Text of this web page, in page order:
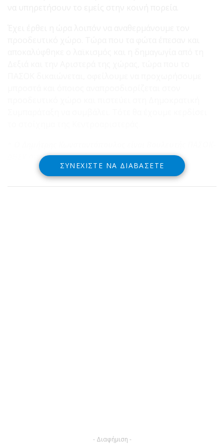
ΔΗΣΥ Αιτωλοακαρνανίας
ΣΥΝΕΧΊΣΤΕ ΝΑ ΔΙΑΒΆΣΕΤΕ
- Διαφήμιση -